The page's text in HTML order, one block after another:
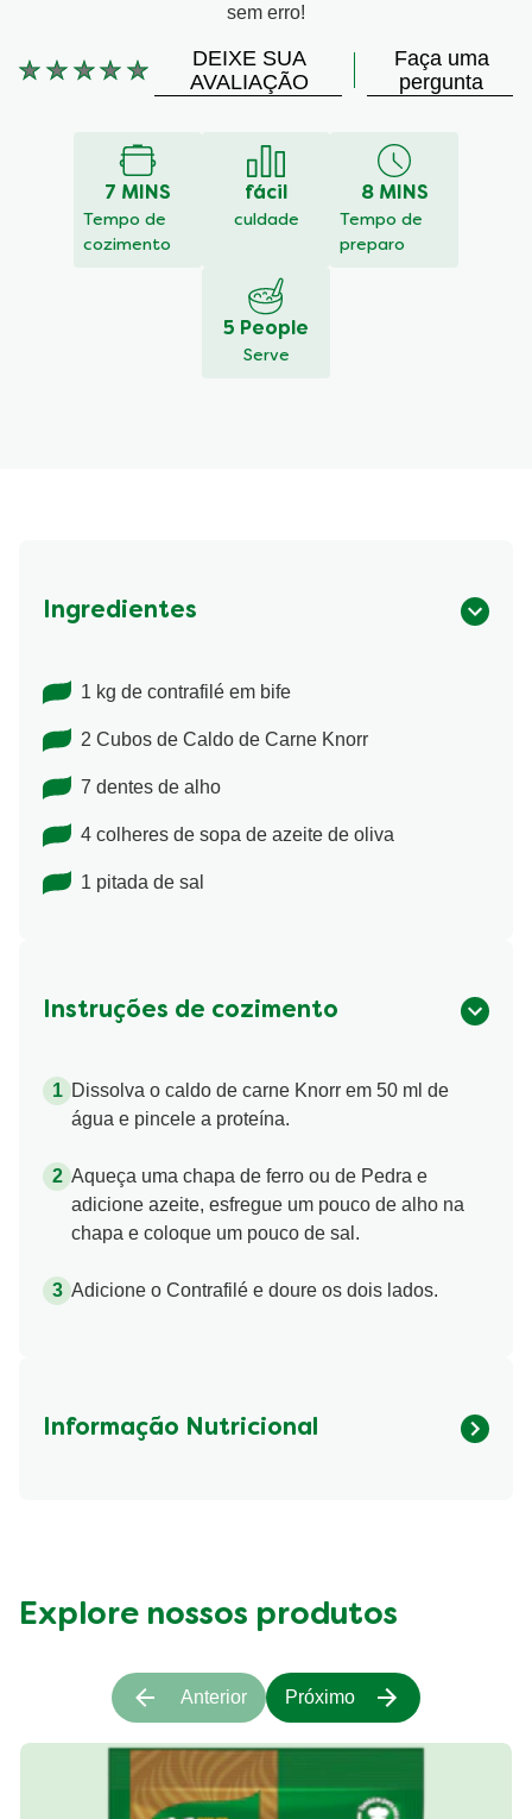
sem erro!
Nenhuma
DEIXE SUA
AVALIAÇÃO
Faça uma
pergunta
7 MINS
Tempo de
cozimento
fácil
culdade
8 MINS
Tempo de
preparo
5 People
Serve
Ingredientes
1 kg de contrafilé em bife
2 Cubos de Caldo de Carne Knorr
7 dentes de alho
4 colheres de sopa de azeite de oliva
1 pitada de sal
Instruções de cozimento
Dissolva o caldo de carne Knorr em 50 ml de
água e pincele a proteína.
Aqueça uma chapa de ferro ou de Pedra e
adicione azeite, esfregue um pouco de alho na
chapa e coloque um pouco de sal.
Adicione o Contrafilé e doure os dois lados.
Informação Nutricional
Explore nossos produtos
Anterior Próximo